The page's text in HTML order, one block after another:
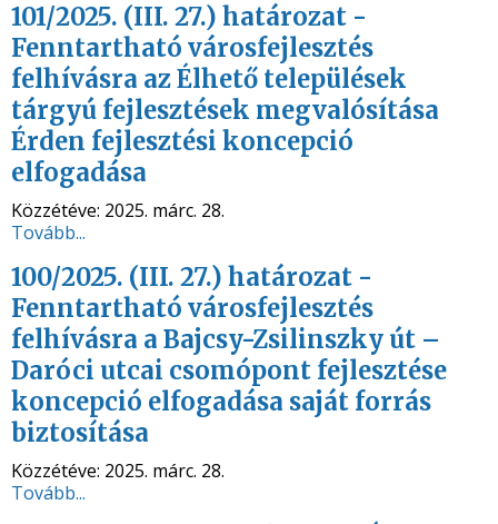
101/2025. (III. 27.) határozat -
Fenntartható városfejlesztés
felhívásra az Élhető települések
tárgyú fejlesztések megvalósítása
Érden fejlesztési koncepció
elfogadása
Közzétéve: 2025. márc. 28.
Tovább...
100/2025. (III. 27.) határozat -
Fenntartható városfejlesztés
felhívásra a Bajcsy-Zsilinszky út –
Daróci utcai csomópont fejlesztése
koncepció elfogadása saját forrás
biztosítása
Közzétéve: 2025. márc. 28.
Tovább...